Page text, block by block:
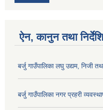
ऐन, कानुन तथा
बर्जु गाउँपालिका लघु उद्यम, निजी
बर्जु गाउँपालिका नगर प्रहरी